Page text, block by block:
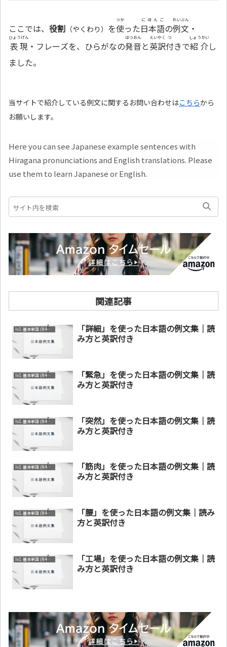
ここでは、 役割 （やくわり） を使
つか
った日本語
にほんご
の例文
れいぶん
・
表現
ひょうげん
・フレーズを、ひらがなの発音
はつおん
と英訳
えいやく
付
つ
きで紹介
しょうかい
し
ました。
当サイトで紹介している例文に関するお問い合わせはこちらから
お願いします。
Here you can see Japanese example sentences with
Hiragana pronunciations and English translations. Please
use them to learn Japanese or English.
関連記事
lv1. 基本単語 (N4～N5)
「詳細」を使った日本語の例文集｜読
み方と英訳付き
lv1. 基本単語 (N4～N5)
「緊急」を使った日本語の例文集｜読
み方と英訳付き
lv1. 基本単語 (N4～N5)
「突然」を使った日本語の例文集｜読
み方と英訳付き
lv1. 基本単語 (N4～N5)
「筋肉」を使った日本語の例文集｜読
み方と英訳付き
lv1. 基本単語 (N4～N5)
「腰」を使った日本語の例文集｜読み
方と英訳付き
lv1. 基本単語 (N4～N5)
「工場」を使った日本語の例文集｜読
み方と英訳付き